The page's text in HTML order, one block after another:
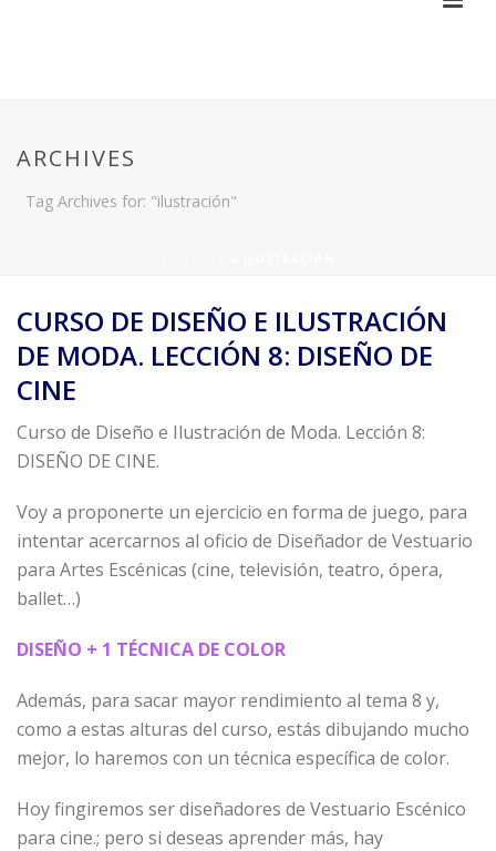
ARCHIVES
Tag Archives for: "ilustración"
CURSO DE DISEÑO E ILUSTRACIÓN
DE MODA. LECCIÓN 8: DISEÑO DE
CINE
Curso de Diseño e Ilustración de Moda. Lección 8:
DISEÑO DE CINE.
Voy a proponerte un ejercicio en forma de juego, para
intentar acercarnos al oficio de Diseñador de Vestuario
para Artes Escénicas (cine, televisión, teatro, ópera,
ballet…)
DISEÑO + 1 TÉCNICA DE COLOR
Además, para sacar mayor rendimiento al tema 8 y,
como a estas alturas del curso, estás dibujando mucho
mejor, lo haremos con un técnica específica de color.
Hoy fingiremos ser diseñadores de Vestuario Escénico
para cine.; pero si deseas aprender más, hay